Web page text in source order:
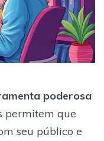
poderosa
permitem que
seu público e